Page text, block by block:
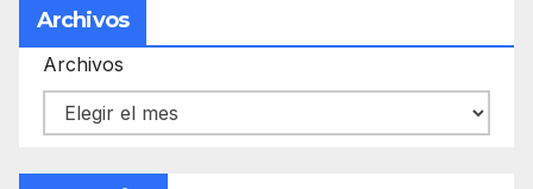
Archivos
Archivos